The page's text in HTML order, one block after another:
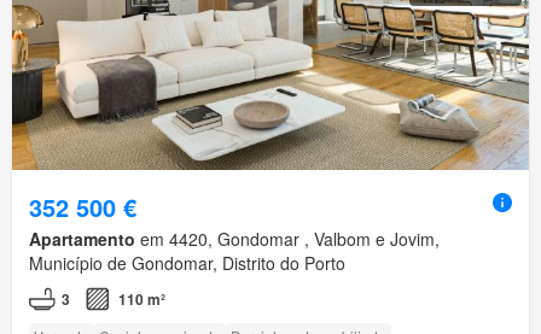
352 500 €
Apartamento em 4420, Gondomar , Valbom e Jovim,
Município de Gondomar, Distrito do Porto
3 110 m²